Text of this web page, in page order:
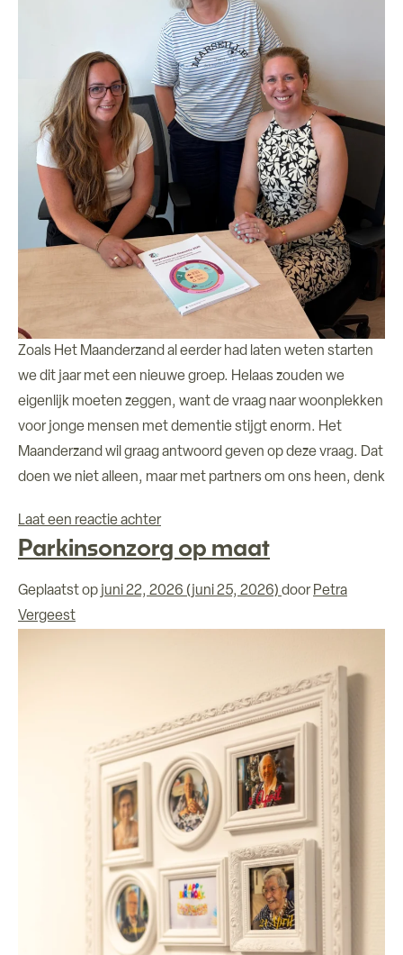
Verhuur ruimtes
Contact
Zoals Het Maanderzand al eerder had laten weten starten
we dit jaar met een nieuwe groep. Helaas zouden we
eigenlijk moeten zeggen, want de vraag naar woonplekken
voor jonge mensen met dementie stijgt enorm. Het
Maanderzand wil graag antwoord geven op deze vraag. Dat
doen we niet alleen, maar met partners om ons heen, denk
Laat een reactie achterop Het Maanderzand start een
Parkinsonzorg op maat
Geplaatst op juni 22, 2026 (juni 25, 2026) door Petra
Vergeest